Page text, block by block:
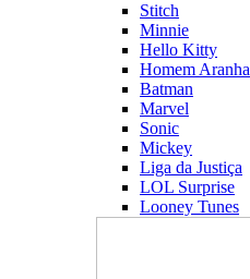
Stitch
Minnie
Hello Kitty
Homem Aranha
Batman
Marvel
Sonic
Mickey
Liga da Justiça
LOL Surprise
Looney Tunes